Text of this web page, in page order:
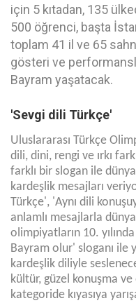
için 5 kıtadan, 135
500 öğrenci, başta
toplam 41 il ve 65
gösteri ve
Bayram yaşatacak.
'Sevgi dili Türkçe'
Uluslararası Türkçe
dili, dini, rengi ve ırkı
farklı bir slogan ile
kardeşlik mesajları
Türkçe', 'Aynı dili
anlamlı mesajlarla
olimpiyatların 10.
Bayram olur' sloganı ile
kardeşlik diliyle
kültür, güzel konuşma
kategoride kıyasıya